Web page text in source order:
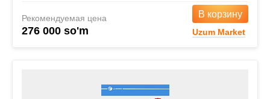
Рекомендуемая цена
276 000 so'm
В корзину
Uzum Market